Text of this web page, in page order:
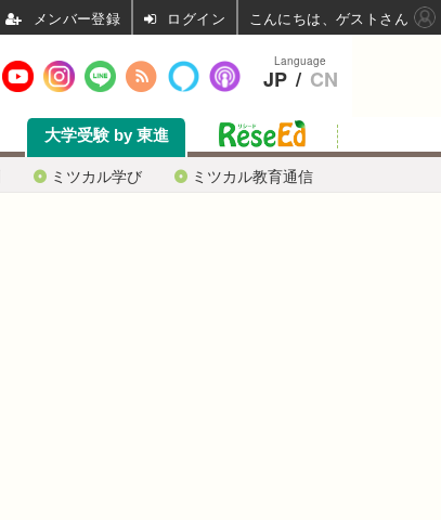
ミツカル学び ミツカル教育通信
大学受験 by 東進
Language
JP / CN
ログイン こんにちは、ゲストさん